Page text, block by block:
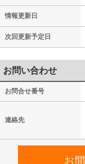
情報更新日
次回更新予定日
お問い合わせ
お問合せ番号
連絡先